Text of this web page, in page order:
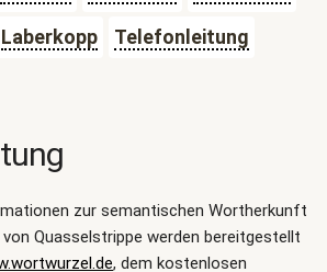
Laberkopp
Telefonleitung
zur semantischen Wortherkunft
Quasselstrippe werden bereitgestellt
, dem kostenlosen